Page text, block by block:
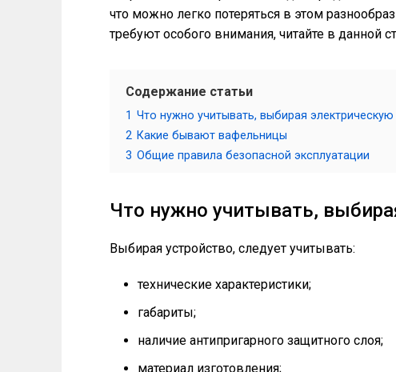
что можно легко потеряться в этом
требуют особого внимания, читайте в данной
Содержание статьи
1 Что нужно учитывать, выбирая
2 Какие бывают вафельницы
3 Общие правила безопасной эксплуатации
Что нужно учитывать,
Выбирая устройство, следует учитывать:
технические характеристики;
габариты;
наличие антипригарного защитного слоя;
материал изготовления;